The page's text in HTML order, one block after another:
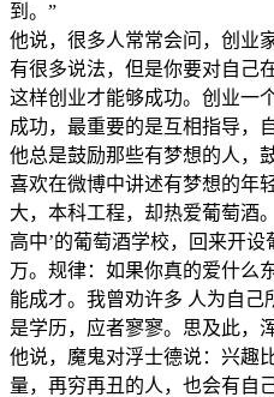
到。”
他说，很多人常常会问，创业
有很多说法，但是你要对自己
这样创业才能够成功。创业一
成功，最重要的是互相指导，
他总是鼓励那些有梦想的人，
喜欢在微博中讲述有梦想的年
大，本科工程，却热爱葡萄酒
高中’的葡萄酒学校，回来开
万。规律：如果你真的爱什么
能成才。我曾劝许多 人为自
是学历，应者寥寥。思及此，
他说，魔鬼对浮士德说：兴趣
量，再穷再丑的人，也会有自